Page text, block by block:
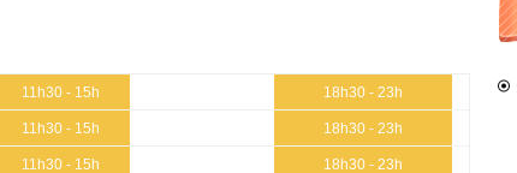
11h30 - 15h 18h30 - 23h
11h30 - 15h 18h30 - 23h
11h30 - 15h 18h30 - 23h